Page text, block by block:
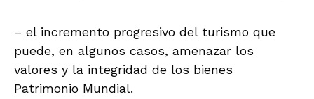
– el incremento progresivo del turismo que
puede, en algunos casos, amenazar los
valores y la integridad de los bienes
Patrimonio Mundial.